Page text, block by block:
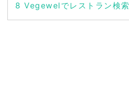
8 Vegewelでレストラン検索